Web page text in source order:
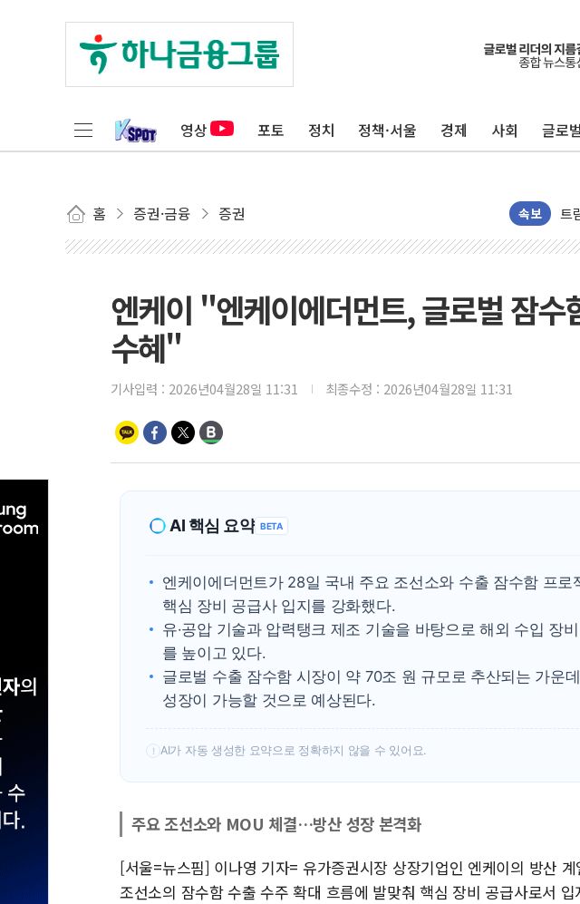
영상 포토 정치 정책·서울 경제 사회 글로
홈 증권·금융 증권 속보
미
트
美
[AI
보
트
[사
남
엔케이 "엔케이에더먼트, 글로벌 잠수
수혜"
기사입력 : 2026년04월28일 11:31 최종수정 : 2026년04월28일 11:31
AI 핵심 요약 BETA
엔케이에더먼트가 28일 국내 주요 조선소와 수출 잠수함 프로
핵심 장비 공급사 입지를 강화했다.
유·공압 기술과 압력탱크 제조 기술을 바탕으로 해외 수입 장
를 높이고 있다.
글로벌 수출 잠수함 시장이 약 70조 원 규모로 추산되는 가운
성장이 가능할 것으로 예상된다.
! AI가 자동 생성한 요약으로 정확하지 않을 수 있어요.
주요 조선소와 MOU 체결…방산 성장 본격화
[서울=뉴스핌] 이나영 기자= 유가증권시장 상장기업인 엔케이의 방산
조선소의 잠수함 수출 수주 확대 흐름에 발맞춰 핵심 장비 공급사로서